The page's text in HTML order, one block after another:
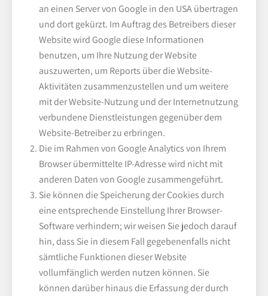
an einen Server von Google in den USA übertragen
und dort gekürzt. Im Auftrag des Betreibers dieser
Website wird Google diese Informationen
benutzen, um Ihre Nutzung der Website
auszuwerten, um Reports über die Website-
Aktivitäten zusammenzustellen und um weitere
mit der Website-Nutzung und der Internetnutzung
verbundene Dienstleistungen gegenüber dem
Website-Betreiber zu erbringen.
Die im Rahmen von Google Analytics von Ihrem
Browser übermittelte IP-Adresse wird nicht mit
anderen Daten von Google zusammengeführt.
Sie können die Speicherung der Cookies durch
eine entsprechende Einstellung Ihrer Browser-
Software verhindern; wir weisen Sie jedoch darauf
hin, dass Sie in diesem Fall gegebenenfalls nicht
sämtliche Funktionen dieser Website
vollumfänglich werden nutzen können. Sie
können darüber hinaus die Erfassung der durch